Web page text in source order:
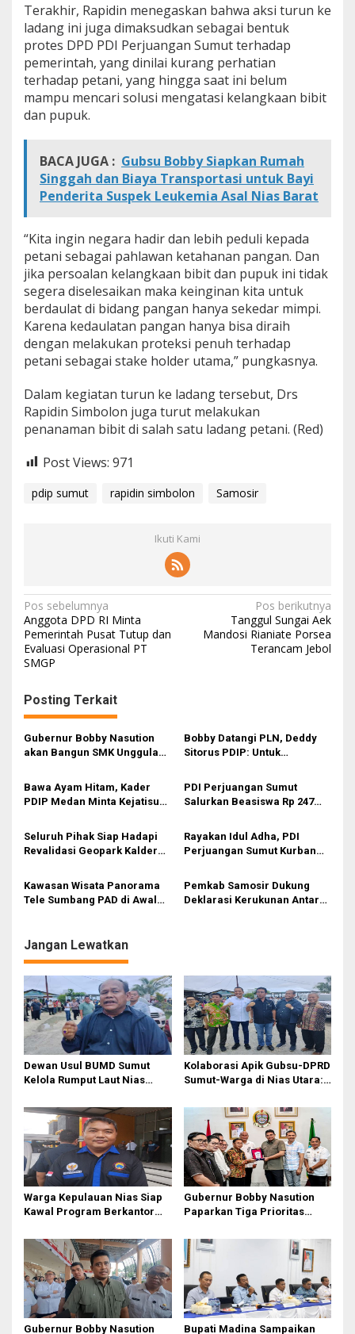
Terakhir, Rapidin menegaskan bahwa aksi turun ke
ladang ini juga dimaksudkan sebagai bentuk
protes DPD PDI Perjuangan Sumut terhadap
pemerintah, yang dinilai kurang perhatian
terhadap petani, yang hingga saat ini belum
mampu mencari solusi mengatasi kelangkaan bibit
dan pupuk.
BACA JUGA : Gubsu Bobby Siapkan Rumah
Singgah dan Biaya Transportasi untuk Bayi
Penderita Suspek Leukemia Asal Nias Barat
“Kita ingin negara hadir dan lebih peduli kepada
petani sebagai pahlawan ketahanan pangan. Dan
jika persoalan kelangkaan bibit dan pupuk ini tidak
segera diselesaikan maka keinginan kita untuk
berdaulat di bidang pangan hanya sekedar mimpi.
Karena kedaulatan pangan hanya bisa diraih
dengan melakukan proteksi penuh terhadap
petani sebagai stake holder utama,” pungkasnya.
Dalam kegiatan turun ke ladang tersebut, Drs
Rapidin Simbolon juga turut melakukan
penanaman bibit di salah satu ladang petani. (Red)
Post Views: 971
pdip sumut rapidin simbolon Samosir
Ikuti Kami
N
a
v
g
a
s
p
o
s
Pos sebelumnya
Anggota DPD RI Minta
Pemerintah Pusat Tutup dan
Evaluasi Operasional PT
SMGP
Pos berikutnya
Tanggul Sungai Aek
Mandosi Rianiate Porsea
Terancam Jebol
Posting Terkait
Gubernur Bobby Nasution
akan Bangun SMK Unggulan
Boarding School di Samosir
Bobby Datangi PLN, Deddy
Sitorus PDIP: Untuk
Gubernurnya Gak Paham?
Bawa Ayam Hitam, Kader
PDIP Medan Minta Kejatisu
Simbolon di Kasus Korupsi
Dana Covid Samosir
PDI Perjuangan Sumut
Salurkan Beasiswa Rp 247
Seluruh Pihak Siap Hadapi
Revalidasi Geopark Kaldera
Rayakan Idul Adha, PDI
Perjuangan Sumut Kurban
Kawasan Wisata Panorama
Tele Sumbang PAD di Awal
Pemkab Samosir Dukung
Deklarasi Kerukunan Antar
Jangan Lewatkan
Dewan Usul BUMD Sumut
Kelola Rumput Laut Nias
Kolaborasi Apik Gubsu-DPRD
Sumut-Warga di Nias Utara:
Akhirnya Diperbaiki
Warga Kepulauan Nias Siap
Kawal Program Berkantor
Gubernur Bobby Nasution
Paparkan Tiga Prioritas
Nias
Gubernur Bobby Nasution
Bupati Madina Sampaikan